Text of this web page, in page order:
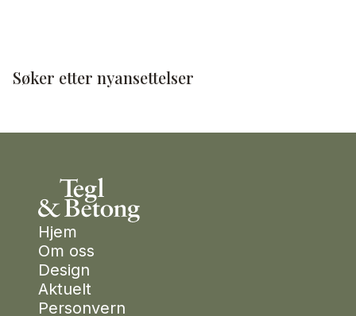
Søker etter nyansettelser
Hjem
Om oss
Design
Aktuelt
Personvern